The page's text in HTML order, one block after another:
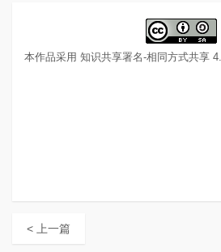
本作品采用 知识共享署名-相同方式共享
< 上一篇